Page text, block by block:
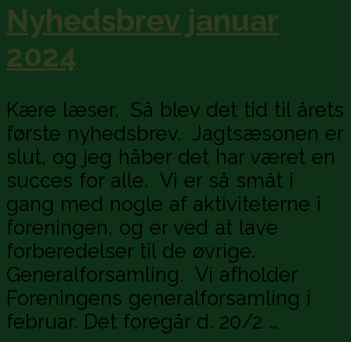
Nyhedsbrev januar
2024
Kære læser. Så blev det tid til årets
første nyhedsbrev. Jagtsæsonen er
slut, og jeg håber det har været en
succes for alle. Vi er så småt i
gang med nogle af aktiviteterne i
foreningen, og er ved at lave
forberedelser til de øvrige.
Generalforsamling. Vi afholder
Foreningens generalforsamling i
februar. Det foregår d. 20/2 …